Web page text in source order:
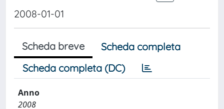
2008-01-01
Scheda breve
Scheda completa
Scheda completa (DC)
Anno
2008